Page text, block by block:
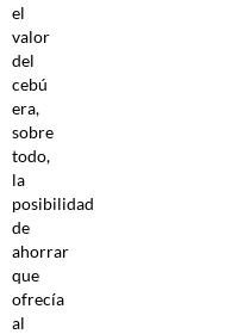
el
valor
del
cebú
era,
sobre
todo,
la
posibilidad
de
ahorrar
que
ofrecía
al